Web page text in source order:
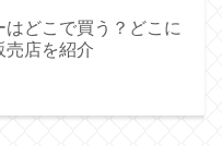
はどこで買う？どこに
売店を紹介